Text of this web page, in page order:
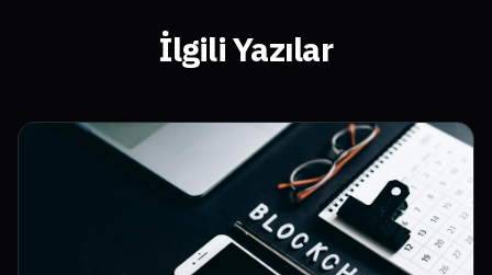
İlgili Yazılar